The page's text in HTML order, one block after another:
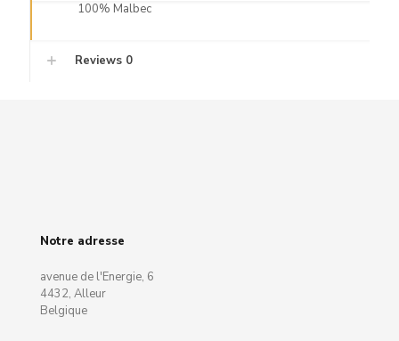
100% Malbec
Reviews 0
Notre adresse
avenue de l'Energie, 6
4432, Alleur
Belgique